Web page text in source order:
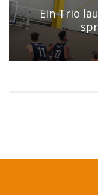
Ein Trio